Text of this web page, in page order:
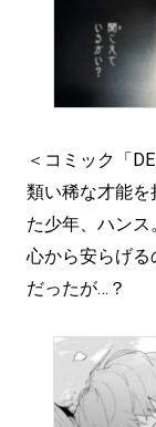
＜コミック「
類い稀な才能
た少年、ハンス
心から安らげ
だったが…？